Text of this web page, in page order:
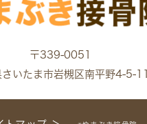
〒339-0051
さいたま市岩槻区南平野4-5-11